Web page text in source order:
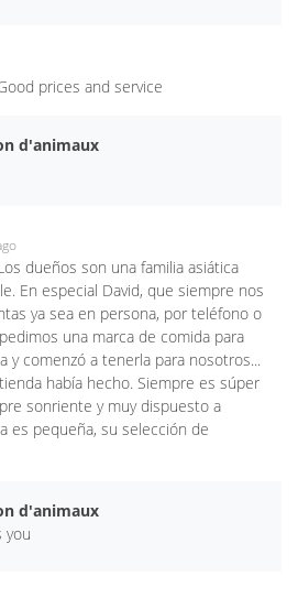
prices and service
d'animaux
dueños son una familia asiática
En especial David, que siempre nos
ya sea en persona, por teléfono o
una marca de comida para
y comenzó a tenerla para nosotros...
había hecho. Siempre es súper
sonriente y muy dispuesto a
es pequeña, su selección de
d'animaux
you